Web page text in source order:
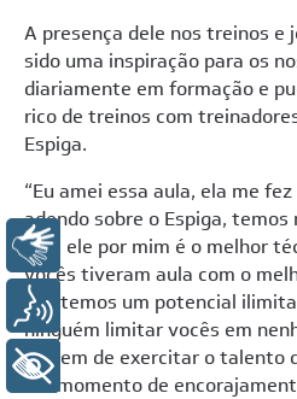
A presença dele nos treinos e
sido uma inspiração para os
diariamente em formação e
rico de treinos com
Espiga.
“Eu amei essa aula, ela me
adendo sobre o Espiga,
mas ele por mim é o melhor
vocês tiveram aula com o
nós temos um potencial
ninguém limitar vocês em
deixem de exercitar o talento
um momento de
Libras
Voz
+ Acessibilidade